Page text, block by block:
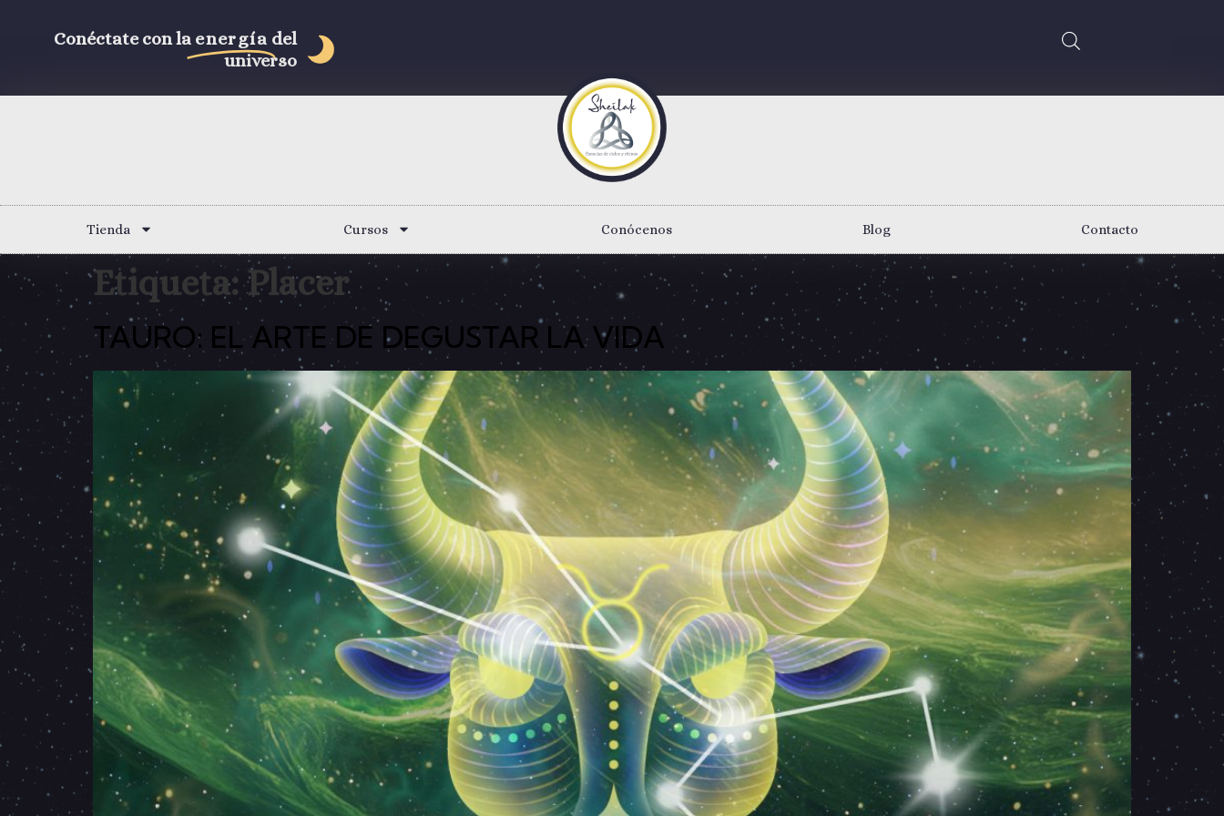
Conéctate con la energía del
universo
Tienda Cursos Conócenos Blog Contacto
Etiqueta:Placer
TAURO: EL ARTE DE DEGUSTAR LA VIDA